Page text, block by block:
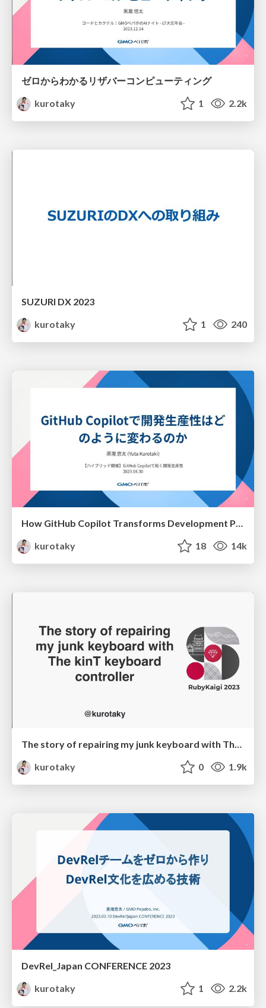
ゼロからわかるリザバーコンピューティング
kurotaky
1 2.2k
SUZURI DX 2023
kurotaky
1 240
How GitHub Copilot Transforms Development Productivity
kurotaky
18 14k
The story of repairing my junk keyboard with The kinT keyboard controller
kurotaky
0 1.9k
DevRel_Japan CONFERENCE 2023
kurotaky
1 2.2k